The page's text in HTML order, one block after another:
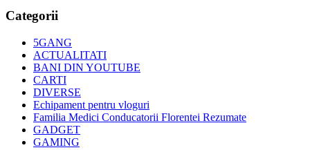
Categorii
5GANG
ACTUALITATI
BANI DIN YOUTUBE
CARTI
DIVERSE
Echipament pentru vloguri
Familia Medici Conducatorii Florentei Rezumate
GADGET
GAMING